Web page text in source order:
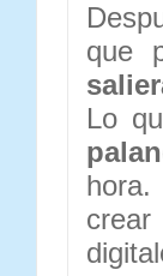
que
Lo
crear